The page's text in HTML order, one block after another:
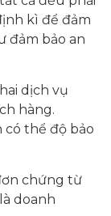
kì để đảm
đảm bảo an
dịch vụ
hàng.
thể độ bảo
chứng từ
doanh